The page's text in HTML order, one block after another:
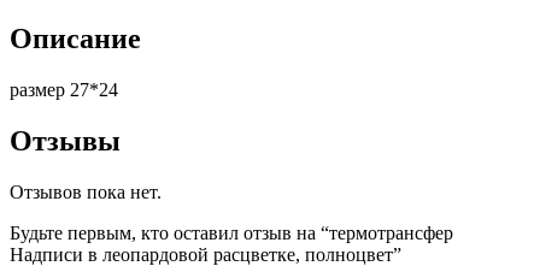
Описание
размер 27*24
Отзывы
Отзывов пока нет.
Будьте первым, кто оставил отзыв на “термотрансфер
Надписи в леопардовой расцветке, полноцвет”